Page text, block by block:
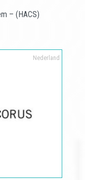
– (HACS)
Nederland